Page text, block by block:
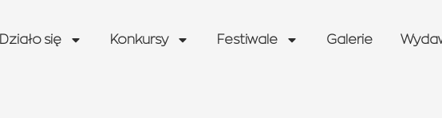
Działo się Konkursy Festiwale Galerie